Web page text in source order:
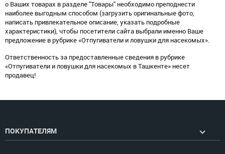
о Ваших товарах в разделе "Товары" необходимо преподнести
наиболее выгодным способом (загрузить оригинальные фото,
написать привлекательное описание, указать подробные
характеристики), чтобы посетители сайта выбрали именно Ваше
предложение в рубрике «Отпугиватели и ловушки для насекомых».
Ответственность за предоставленные сведения в рубрике
«Отпугиватели и ловушки для насекомых в Ташкенте» несет
продавец!
ПОКУПАТЕЛЯМ